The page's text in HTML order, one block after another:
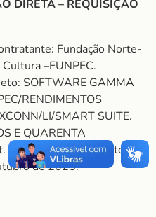
DIRETA – REQUISIÇÃO
Fundação Norte-
–FUNPEC.
SOFTWARE GAMMA
RENDIMENTOS
LI/SMART SUITE.
E QUARENTA
26, Inciso II do Decreto nº
de 2025.